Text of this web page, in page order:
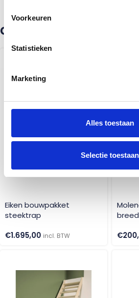
Voorkeuren
Statistieken
Marketing
Alles toestaan
Selectie toestaan
Gerelateerde producten
Eiken bouwpakket
steektrap
€1.695,00 incl. BTW
€